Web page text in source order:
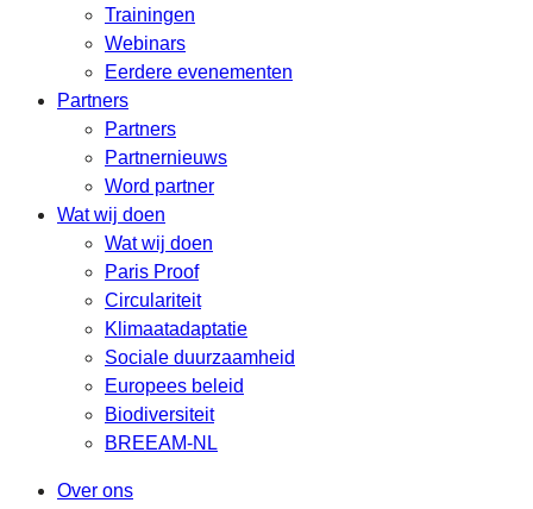
Trainingen
Webinars
Eerdere evenementen
Partners
Partners
Partnernieuws
Word partner
Wat wij doen
Wat wij doen
Paris Proof
Circulariteit
Klimaatadaptatie
Sociale duurzaamheid
Europees beleid
Biodiversiteit
BREEAM-NL
Over ons